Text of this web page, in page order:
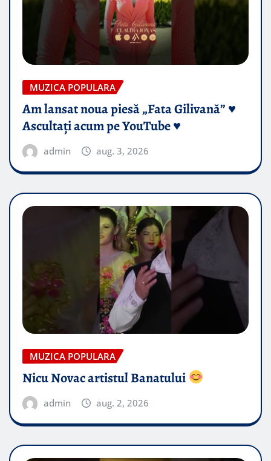
MUZICA POPULARA
Am lansat noua piesă „Fata Gilivană” ♥️
Ascultați acum pe YouTube ♥️
admin aug. 3, 2026
MUZICA POPULARA
Nicu Novac artistul Banatului
admin aug. 2, 2026